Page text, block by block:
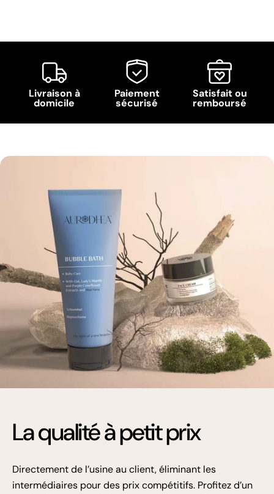
Livraison à
domicile
Paiement
sécurisé
Satisfait ou
remboursé
La qualité à petit prix
Directement de l’usine au client, éliminant les
intermédiaires pour des prix compétitifs. Profitez d’un